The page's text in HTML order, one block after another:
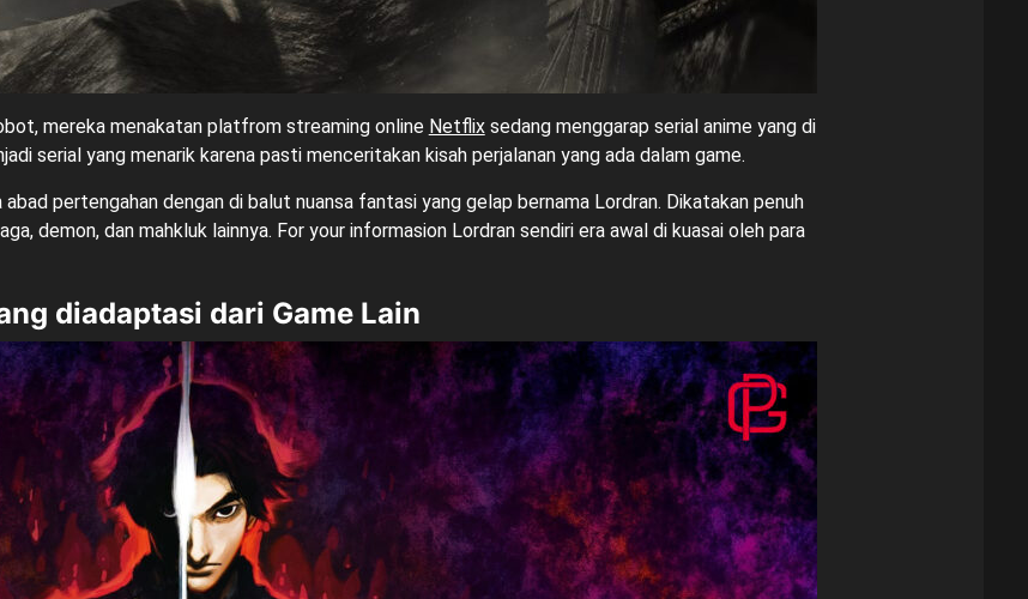
mereka menakatan platfrom streaming online Netflixsedang menggarap serial anime yang di
serial yang menarik karena pasti menceritakan kisah perjalanan yang ada dalam game.
pertengahan dengan di balut nuansa fantasi yang gelap bernama Lordran. Dikatakan penuh
demon, dan mahkluk lainnya. For your informasion Lordran sendiri era awal di kuasai oleh para
diadaptasi dari Game Lain